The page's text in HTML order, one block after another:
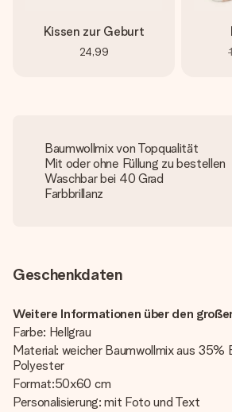
Kissen zur Geburt
24,99
Baumwollmix von Topqualität
Mit oder ohne Füllung zu bestellen
Waschbar bei 40 Grad
Farbbrillanz
Geschenkdaten
Weitere Informationen über den
Farbe: Hellgrau
Material: weicher Baumwollmix aus 35%
Polyester
Format:50x60 cm
Personalisierung: mit Foto und Text